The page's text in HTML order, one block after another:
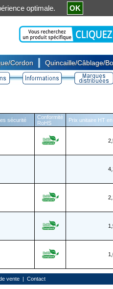
Cordon Quincaille/Câblage/
sécurité
Conformité
RoHS
Prix unitaire HT
vente| Contact
optimale. OK